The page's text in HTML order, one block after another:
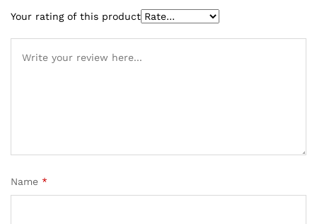
Your rating of this product
Name *